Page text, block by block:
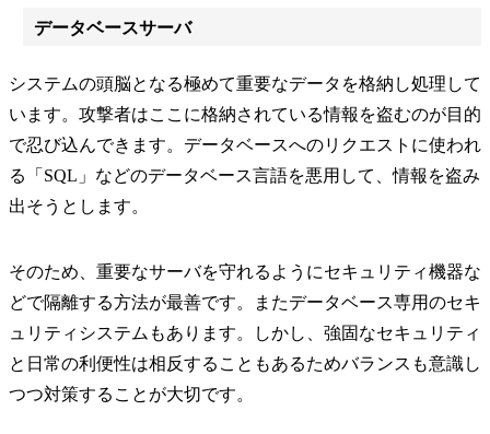
データベースサーバ
システムの頭脳となる極めて重要なデータを格納し処理して
います。攻撃者はここに格納されている情報を盗むのが目的
で忍び込んできます。データベースへのリクエストに使われ
る「SQL」などのデータベース言語を悪用して、情報を盗み
出そうとします。
そのため、重要なサーバを守れるようにセキュリティ機器な
どで隔離する方法が最善です。またデータベース専用のセキ
ュリティシステムもあります。しかし、強固なセキュリティ
と日常の利便性は相反することもあるためバランスも意識し
つつ対策することが大切です。